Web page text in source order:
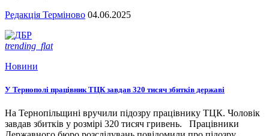
Редакція Терміново 04.06.2025
trending_flat
Новини
У Тернополі працівник ТЦК завдав 320 тисяч збитків державі
На Тернопільщині вручили підозру працівнику ТЦК. Чоловік
завдав збитків у розмірі 320 тисяч гривень. Працівники